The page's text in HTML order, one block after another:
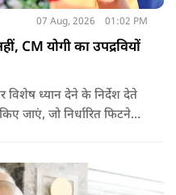
07 Aug, 2026 01:02 PM
CM योगी का उपद्रवियों
विशेष ध्यान देने के निर्देश देते
जाएं, जो निर्धारित फिटनेस
सुनिश्चित की जा सके.